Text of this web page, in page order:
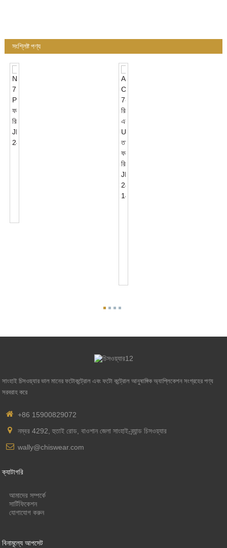
সংশ্লিষ্ট পণ্য
সাংহাই চিসওয়্যার ভাল মানের ফটোকন্ট্রোল এবং ফটো কন্ট্রোল আনুষাঙ্গিক অ্যাপ্লিকেশন সংগ্রহের পণ্য
সরবরাহ করে
+86 15900829072
নম্বর 4292, হুতাই রোড, বাওশান জেলা সাংহাই-ব্র্যান্ড চিসওয়্যার
wally@chiswear.com
ক্যাটাগরি
আমাদের সম্পর্কে
সার্টিফিকেশন
যোগাযোগ করুন
বিনামূল্যে আপসেট